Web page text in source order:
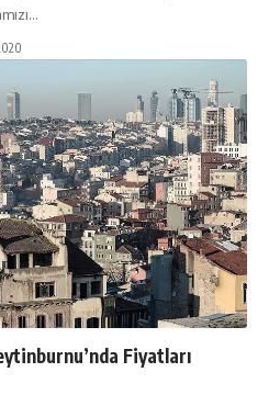
Fiyatları